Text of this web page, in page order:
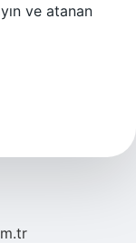
ve atanan